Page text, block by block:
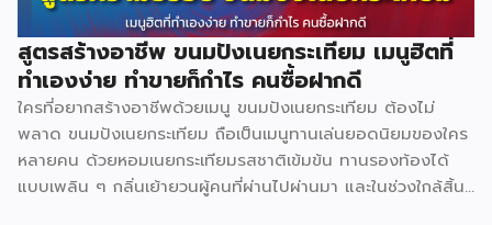
สูตรสร้างอาชีพ ขนมปังเนยกระเทียม เมนูฮิตที่
ทำเองง่าย ทำขายก็กำไร คนซื้อฝากดี
ใครที่อยากสร้างอาชีพด้วยเมนู ขนมปังเนยกระเทียม ต้องไม่
พลาด ขนมปังเนยกระเทียม ถือเป็นเมนูทานเล่นยอดนิยมของใคร
หลายคน ด้วยหอมเนยกระเทียมรสชาติเข้มข้น ทานรองท้องได้
แบบเพลิน ๆ กลิ่นเย้ายวนผู้คนที่ผ่านไปผ่านมา และในช่วงใกล้สิ้น